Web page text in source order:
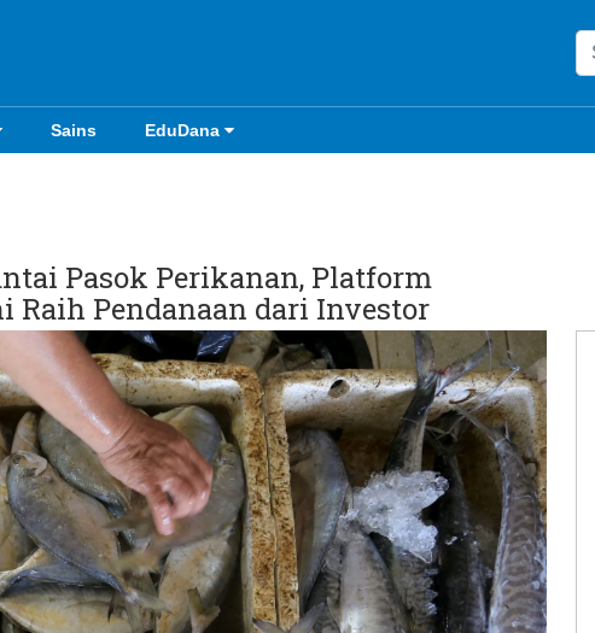
Sains EduDana
Ikuti Kami di:
Pasok Perikanan, Platform
Raih Pendanaan dari Investor